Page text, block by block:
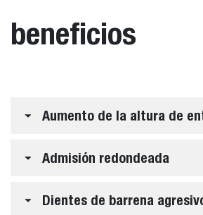
beneficios
Aumento de la altura de
Admisión redondeada
Dientes de barrena